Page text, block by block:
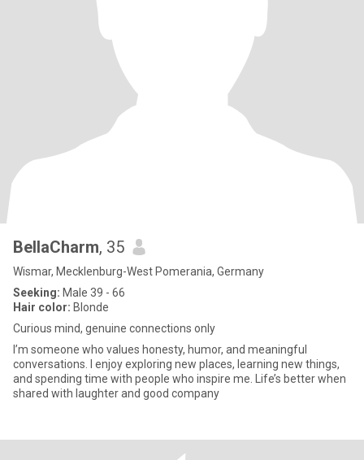
BellaCharm, 35
Wismar, Mecklenburg-West Pomerania, Germany
Seeking: Male 39 - 66
Hair color: Blonde
Curious mind, genuine connections only
I’m someone who values honesty, humor, and meaningful
conversations. I enjoy exploring new places, learning new things,
and spending time with people who inspire me. Life’s better when
shared with laughter and good company